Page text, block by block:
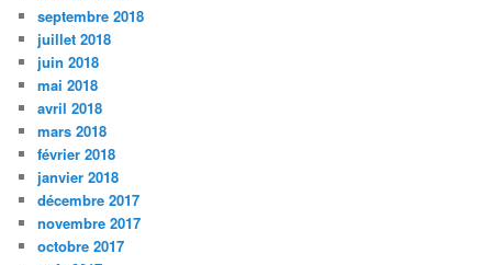
septembre 2018
juillet 2018
juin 2018
mai 2018
avril 2018
mars 2018
février 2018
janvier 2018
décembre 2017
novembre 2017
octobre 2017